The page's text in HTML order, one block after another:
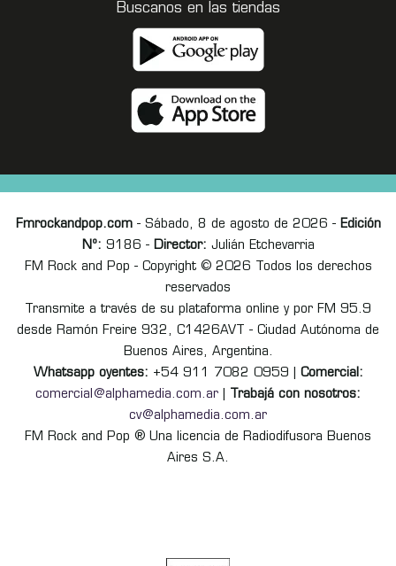
Buscanos en las tiendas
Fmrockandpop.com- Sábado, 8 de agosto de 2026 - Edición
Nº: 9186 - Director: Julián Etchevarria
FM Rock and Pop - Copyright © 2026 Todos los derechos
reservados
Transmite a través de su plataforma online y por FM 95.9
desde Ramón Freire 932, C1426AVT - Ciudad Autónoma de
Buenos Aires, Argentina.
Whatsapp oyentes: +54 911 7082 0959 | Comercial:
comercial@alphamedia.com.ar
Trabajá con nosotros:
cv@alphamedia.com.ar
FM Rock and Pop ® Una licencia de Radiodifusora Buenos
Aires S.A.